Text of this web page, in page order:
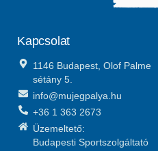
Kapcsolat
1146 Budapest, Olof Palme
sétány 5.
info@mujegpalya.hu
+36 1 363 2673
Üzemeltető:
Budapesti Sportszolgáltató